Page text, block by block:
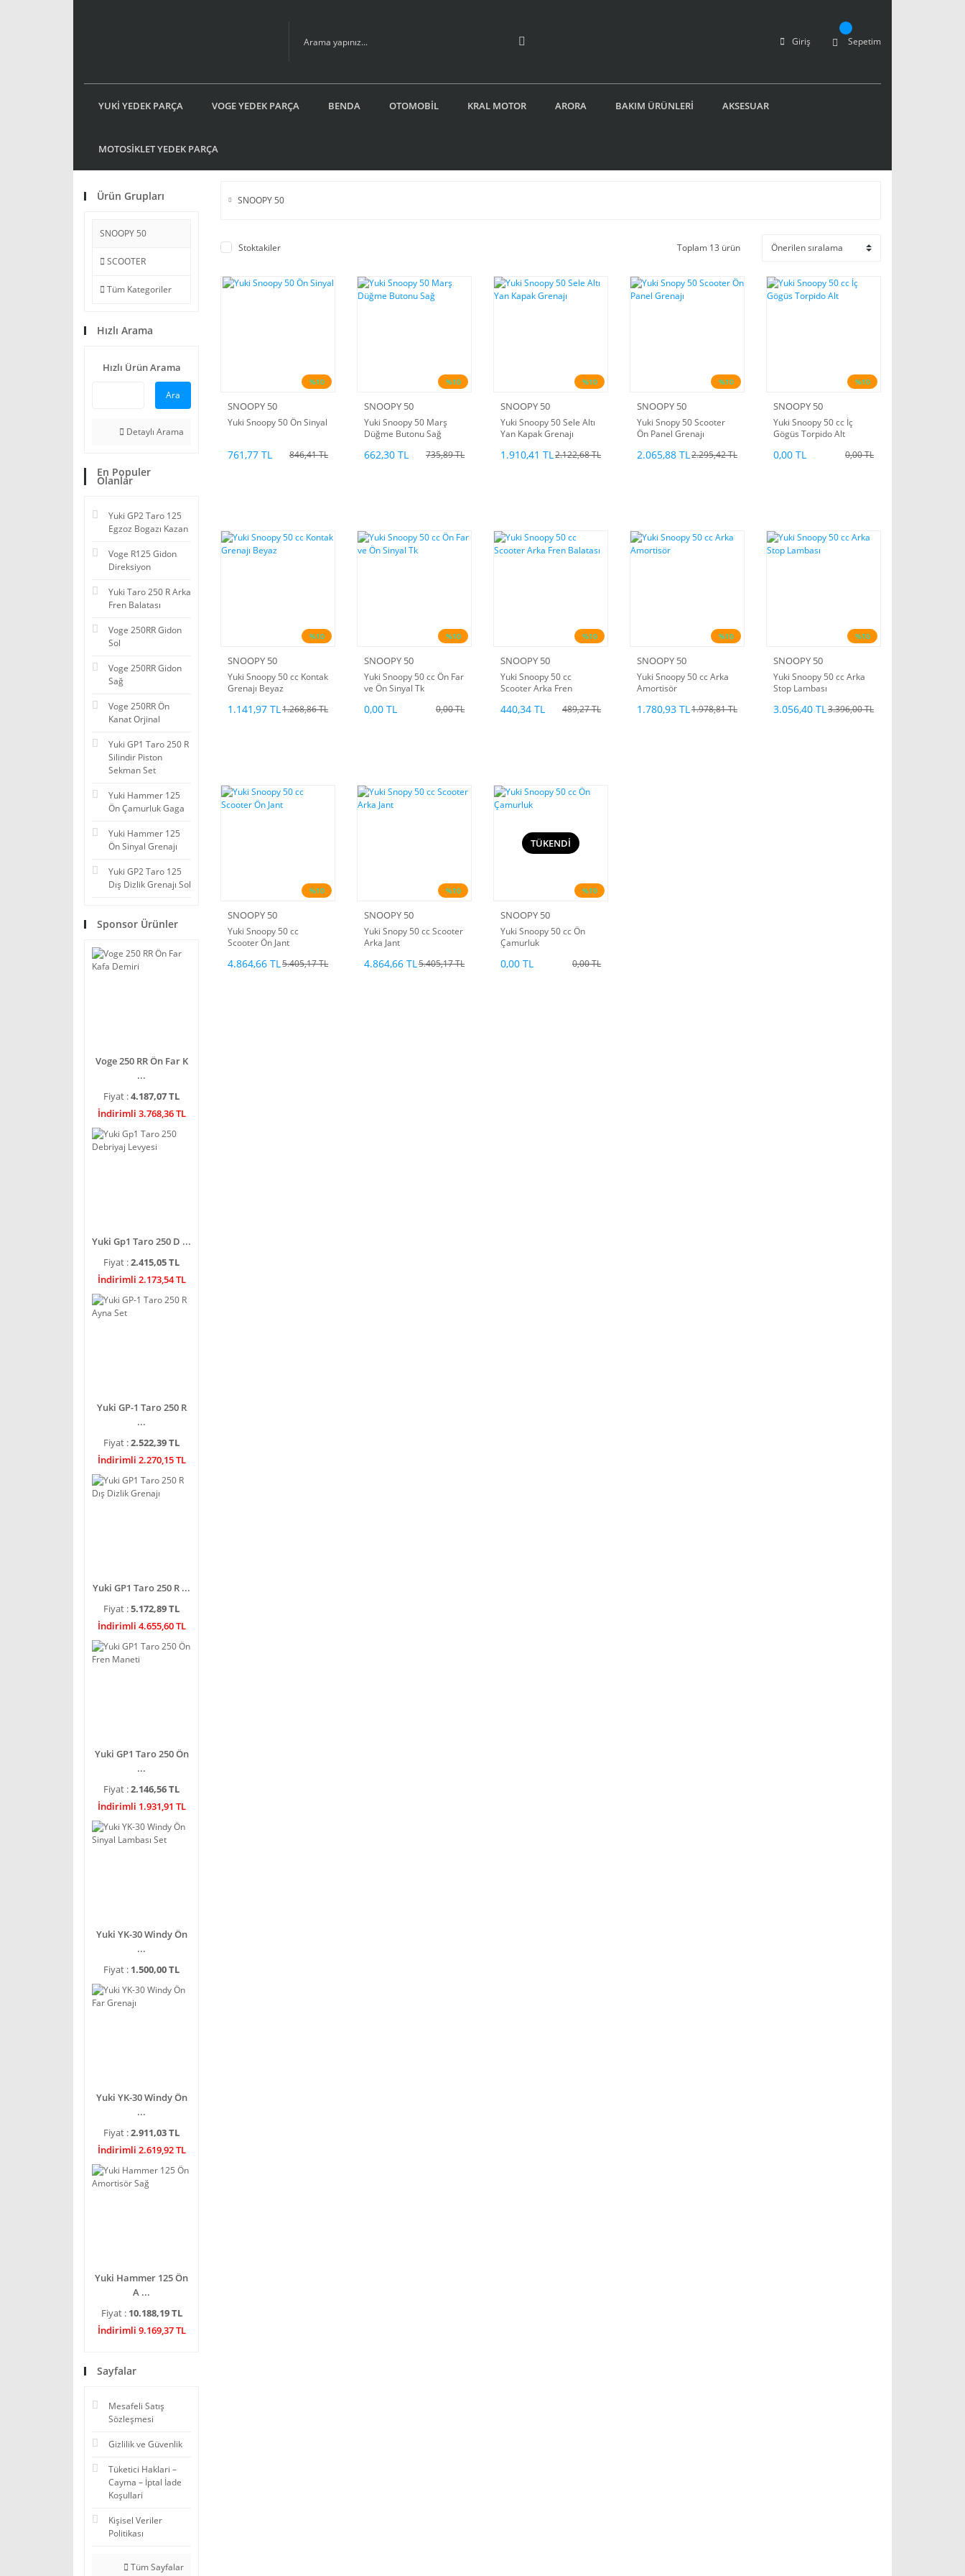
Giriş Sepetim
YUKİ YEDEK PARÇA VOGE YEDEK PARÇA BENDA OTOMOBİL KRAL MOTOR ARORA BAKIM ÜRÜNLERİ AKSESUAR
MOTOSİKLET YEDEK PARÇA
Ürün Grupları
SNOOPY 50
SCOOTER
Tüm Kategoriler
Hızlı Arama
Hızlı Ürün Arama
Ara
Detaylı Arama
En Populer
Olanlar
Yuki GP2 Taro 125
Egzoz Bogazı Kazan
Voge R125 Gidon
Direksiyon
Yuki Taro 250 R Arka
Fren Balatası
Voge 250RR Gidon
Sol
Voge 250RR Gidon
Sağ
Voge 250RR Ön
Kanat Orjinal
Yuki GP1 Taro 250 R
Silindir Piston
Sekman Set
Yuki Hammer 125
Ön Çamurluk Gaga
Yuki Hammer 125
Ön Sinyal Grenajı
Yuki GP2 Taro 125
Dış Dizlik Grenajı Sol
Sponsor Ürünler
Voge 250 RR Ön Far K
...
Fiyat :4.187,07 TL
İndirimli 3.768,36 TL
Yuki Gp1 Taro 250 D ...
Fiyat :2.415,05 TL
İndirimli 2.173,54 TL
Yuki GP-1 Taro 250 R
...
Fiyat :2.522,39 TL
İndirimli 2.270,15 TL
Yuki GP1 Taro 250 R ...
Fiyat :5.172,89 TL
İndirimli 4.655,60 TL
Yuki GP1 Taro 250 Ön
...
Fiyat :2.146,56 TL
İndirimli 1.931,91 TL
Yuki YK-30 Windy Ön
...
Fiyat : 1.500,00 TL
Yuki YK-30 Windy Ön
...
Fiyat :2.911,03 TL
İndirimli 2.619,92 TL
Yuki Hammer 125 Ön
A ...
Fiyat : 10.188,19 TL
İndirimli 9.169,37 TL
Sayfalar
Mesafeli Satış
Sözleşmesi
Gizlilik ve Güvenlik
Tüketici Haklari –
Cayma – İptal İade
Koşullari
Kişisel Veriler
Politikası
Tüm Sayfalar
SNOOPY 50
Stoktakiler Toplam 13 ürün
%10
SNOOPY 50
Yuki Snoopy 50 Ön Sinyal
761,77 TL 846,41 TL
%10
SNOOPY 50
Yuki Snoopy 50 Marş
Düğme Butonu Sağ
662,30 TL 735,89 TL
%10
SNOOPY 50
Yuki Snoopy 50 Sele Altı
Yan Kapak Grenajı
1.910,41 TL2.122,68 TL
%10
SNOOPY 50
Yuki Snopy 50 Scooter
Ön Panel Grenajı
2.065,88 TL2.295,42 TL
%10
SNOOPY 50
Yuki Snoopy 50 cc İç
Gögüs Torpido Alt
0,00 TL 0,00 TL
%10
SNOOPY 50
Yuki Snoopy 50 cc Kontak
Grenajı Beyaz
1.141,97 TL1.268,86 TL
%10
SNOOPY 50
Yuki Snoopy 50 cc Ön Far
ve Ön Sinyal Tk
0,00 TL 0,00 TL
%10
SNOOPY 50
Yuki Snoopy 50 cc
Scooter Arka Fren
440,34 TL 489,27 TL
%10
SNOOPY 50
Yuki Snoopy 50 cc Arka
Amortisör
1.780,93 TL1.978,81 TL
%10
SNOOPY 50
Yuki Snoopy 50 cc Arka
Stop Lambası
3.056,40 TL3.396,00 TL
%10
SNOOPY 50
Yuki Snoopy 50 cc
Scooter Ön Jant
4.864,66 TL5.405,17 TL
%10
SNOOPY 50
Yuki Snopy 50 cc Scooter
Arka Jant
4.864,66 TL5.405,17 TL
%10
TÜKENDİ
SNOOPY 50
Yuki Snoopy 50 cc Ön
Çamurluk
0,00 TL 0,00 TL